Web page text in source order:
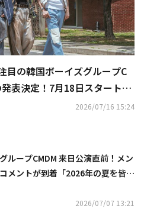
目の韓国ボーイズグループC
表決定！7月18日スタートの
2026/07/16 15:24
ループCMDM 来日公演直前！メン
メントが到着「2026年の夏を皆さ
2026/07/07 13:21